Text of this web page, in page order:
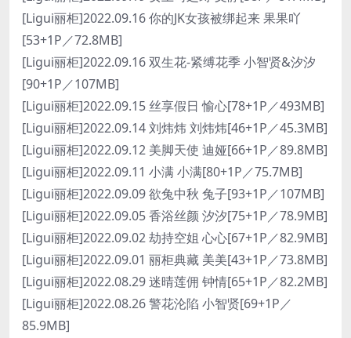
[Ligui丽柜]2022.09.16 你的JK女孩被绑起来 果果吖
[53+1P／72.8MB]
[Ligui丽柜]2022.09.16 双生花-紧缚花季 小智贤&汐汐
[90+1P／107MB]
[Ligui丽柜]2022.09.15 丝享假日 愉心[78+1P／493MB]
[Ligui丽柜]2022.09.14 刘炜炜 刘炜炜[46+1P／45.3MB]
[Ligui丽柜]2022.09.12 美脚天使 迪娅[66+1P／89.8MB]
[Ligui丽柜]2022.09.11 小满 小满[80+1P／75.7MB]
[Ligui丽柜]2022.09.09 欲兔中秋 兔子[93+1P／107MB]
[Ligui丽柜]2022.09.05 香浴丝颜 汐汐[75+1P／78.9MB]
[Ligui丽柜]2022.09.02 劫持空姐 心心[67+1P／82.9MB]
[Ligui丽柜]2022.09.01 丽柜典藏 美美[43+1P／73.8MB]
[Ligui丽柜]2022.08.29 迷晴莲佣 钟情[65+1P／82.2MB]
[Ligui丽柜]2022.08.26 警花沦陷 小智贤[69+1P／
85.9MB]